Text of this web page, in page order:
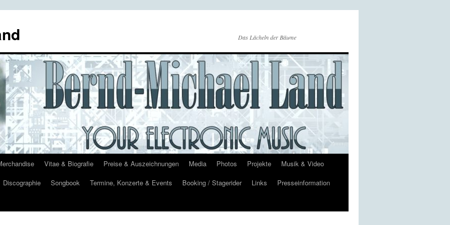
Das Lächeln der Bäume
Vitae & Biografie Preise & Auszeichnungen Media Photos Projekte
Musik & Video
Discographie Songbook Termine, Konzerte & Events Booking / Stagerider Links
Presseinformation